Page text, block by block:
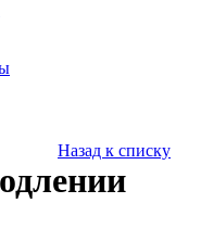
Назад к списку